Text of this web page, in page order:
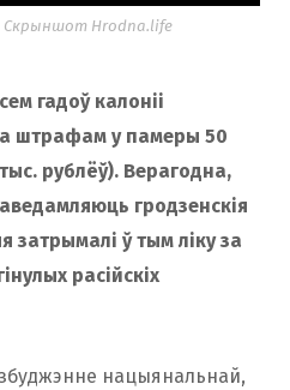
Скрыншот Hrodna.life
гадоў калоніі
штрафам у памеры 50
рублёў). Верагодна,
гродзенскія
ў тым ліку за
расійскіх
нацыянальнай,